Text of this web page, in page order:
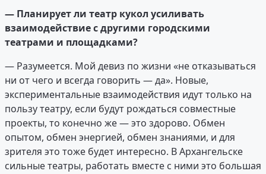
— Планирует ли театр кукол усиливать
взаимодействие с другими городскими
театрами и площадками?
— Разумеется. Мой девиз по жизни «не отказываться
ни от чего и всегда говорить — да». Новые,
экспериментальные взаимодействия идут только на
пользу театру, если будут рождаться совместные
проекты, то конечно же — это здорово. Обмен
опытом, обмен энергией, обмен знаниями, и для
зрителя это тоже будет интересно. В Архангельске
сильные театры, работать вместе с ними это большая